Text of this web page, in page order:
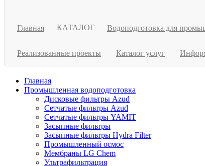
Главная КАТАЛОГ Водоподготовка для
Реализованные проекты Каталог услуг
Главная
Промышленная водоподготовка
Дисковые фильтры Azud
Сетчатые фильтры Azud
Сетчатые фильтры YAMIT
Засыпные фильтры
Засыпные фильтры Hydra Filter
Промышленный осмос
Мембраны LG Chem
Ультрафильтрация